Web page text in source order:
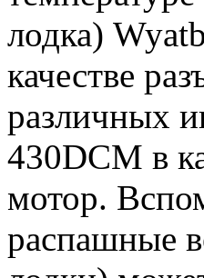
лодка)
качестве
различных
430DCM в
мотор.
распашные